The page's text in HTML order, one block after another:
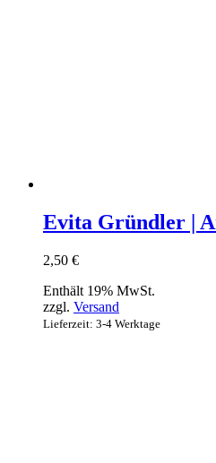
Evita Gründler |
2,50 €
Enthält 19% MwSt.
zzgl. Versand
Lieferzeit: 3-4 Werktage